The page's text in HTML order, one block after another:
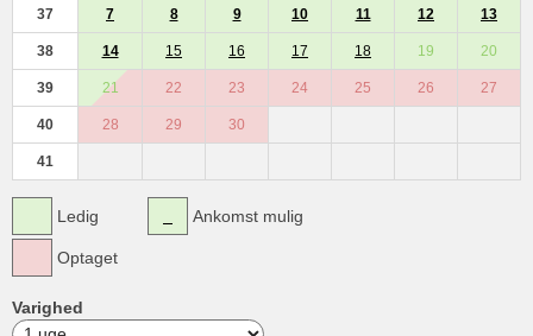
37 7 8 9 10 11 12 13
38 14 15 16 17 18 19 20
39 21 22 23 24 25 26 27
40 28 29 30
41
Ledig
Optaget
Ankomst mulig
Varighed